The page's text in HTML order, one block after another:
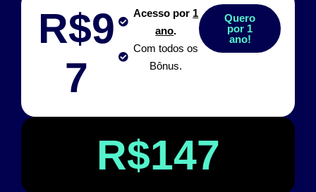
R$9
7
Acesso por 1
ano.
Com todos os
Bônus.
Quero
por 1
ano!
R$147